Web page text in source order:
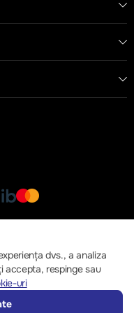
dvs., a analiza
accepta, respinge sau
uri